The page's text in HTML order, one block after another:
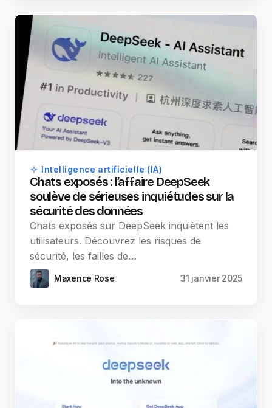
Intelligence artificielle (IA)
Chats exposés : l’affaire DeepSeek
soulève de sérieuses inquiétudes sur la
sécurité des données
Chats exposés sur DeepSeek inquiètent les
utilisateurs. Découvrez les risques de
sécurité, les failles de…
Maxence Rose 31 janvier 2025